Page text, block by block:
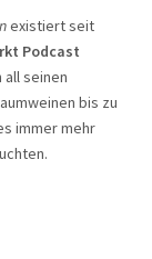
existiert seit
Podcast
all seinen
bis zu
immer mehr